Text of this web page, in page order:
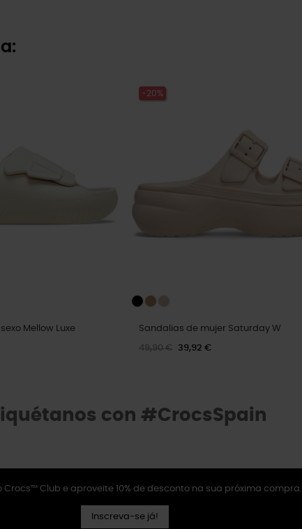
Mellow Luxe
-20%
Sandalias de mujer Saturday W
49,90 € 39,92 €
con #CrocsSpain
Crocs™ Club e aproveite 10% de desconto na sua próxima compra.
Inscreva-se já!